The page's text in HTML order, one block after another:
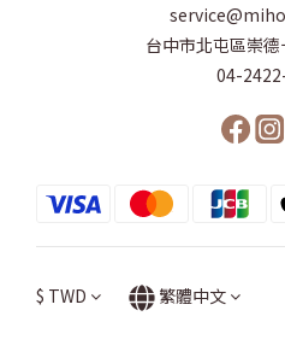
台中市北屯區崇
04-
$ TWD 繁體中文